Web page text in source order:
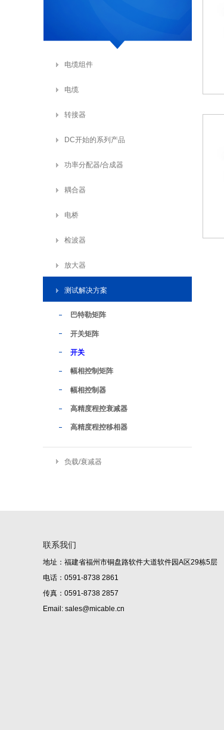
电缆组件
电缆
转接器
DC开始的系列产品
功率分配器/合成器
耦合器
电桥
检波器
放大器
测试解决方案
巴特勒矩阵
开关矩阵
开关
幅相控制矩阵
幅相控制器
高精度程控衰减器
高精度程控移相器
负载/衰减器
联系我们
地址：福建省福州市铜盘路软件大道软件园A区29栋5层
电话：0591-8738 2861
传真：0591-8738 2857
Email: sales@micable.cn